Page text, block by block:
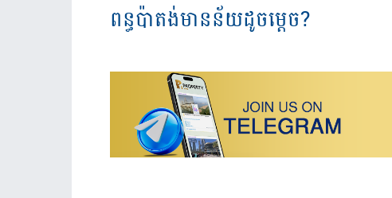
ពន្ធ​ប៉ាតង់​មាន​ន័យ​ដូចម្ដេច​?